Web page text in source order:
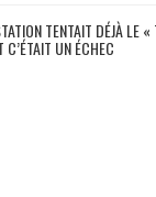
TENTAIT DÉJÀ LE
UN ÉCHEC